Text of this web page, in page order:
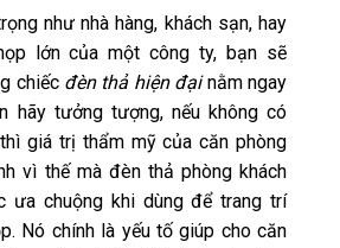
như nhà hàng, khách sạn, hay
lớn của một công ty, bạn sẽ
chiếc đèn thả hiện đạinằm ngay
hãy tưởng tượng, nếu không có
giá trị thẩm mỹ của căn phòng
vì thế mà đèn thả phòng khách
ưa chuộng khi dùng để trang trí
Nó chính là yếu tố giúp cho căn